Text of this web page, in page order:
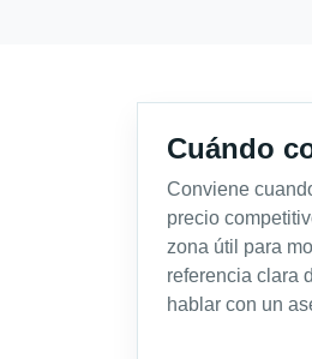
Cuándo
Conviene
precio
zona útil para
referencia clara
hablar con un